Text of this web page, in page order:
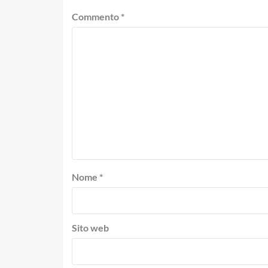
Commento *
Nome *
Sito web